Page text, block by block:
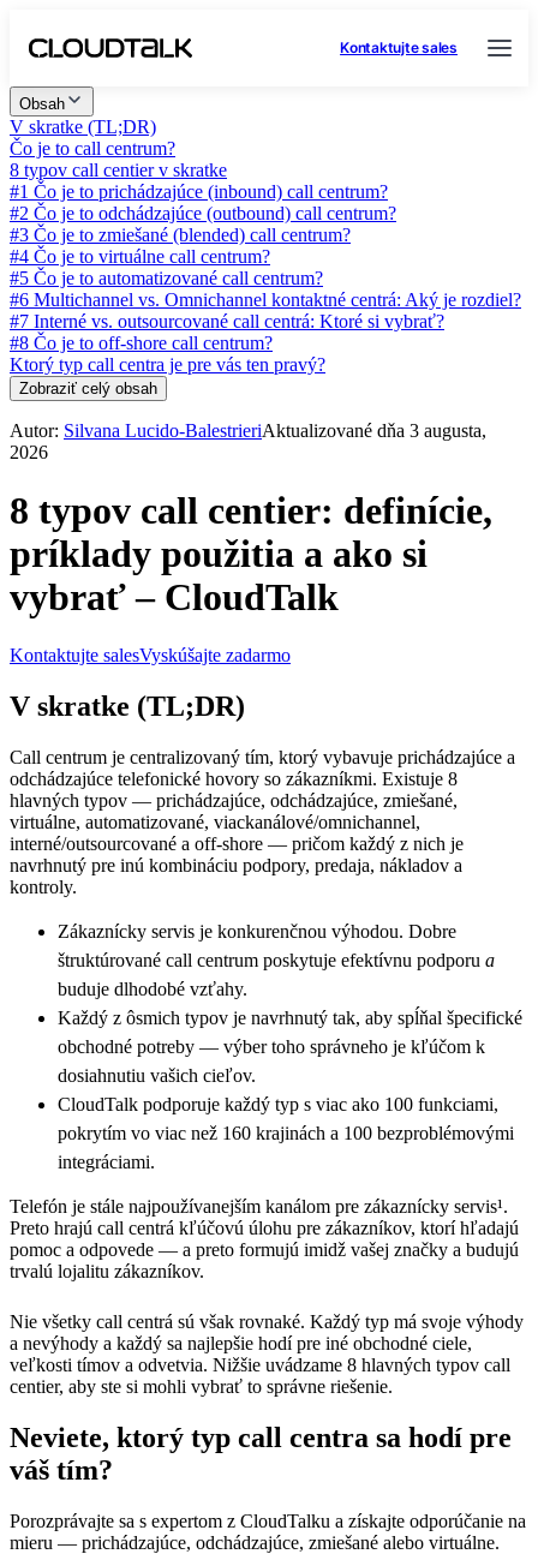
Kontaktujte sales
Obsah
V skratke (TL;DR)
Čo je to call centrum?
8 typov call centier v skratke
#1 Čo je to prichádzajúce (inbound) call centrum?
#2 Čo je to odchádzajúce (outbound) call centrum?
#3 Čo je to zmiešané (blended) call centrum?
#4 Čo je to virtuálne call centrum?
#5 Čo je to automatizované call centrum?
#6 Multichannel vs. Omnichannel kontaktné centrá: Aký je rozdiel?
#7 Interné vs. outsourcované call centrá: Ktoré si vybrať?
#8 Čo je to off-shore call centrum?
Ktorý typ call centra je pre vás ten pravý?
Zobraziť celý obsah
Autor: Silvana Lucido-BalestrieriAktualizované dňa 3 augusta,
2026
8 typov call centier: definície,
príklady použitia a ako si
vybrať – CloudTalk
Kontaktujte salesVyskúšajte zadarmo
V skratke (TL;DR)
Call centrum je centralizovaný tím, ktorý vybavuje prichádzajúce a
odchádzajúce telefonické hovory so zákazníkmi. Existuje 8
hlavných typov — prichádzajúce, odchádzajúce, zmiešané,
virtuálne, automatizované, viackanálové/omnichannel,
interné/outsourcované a off-shore — pričom každý z nich je
navrhnutý pre inú kombináciu podpory, predaja, nákladov a
kontroly.
Zákaznícky servis je konkurenčnou výhodou. Dobre
štruktúrované call centrum poskytuje efektívnu podporu a
buduje dlhodobé vzťahy.
Každý z ôsmich typov je navrhnutý tak, aby spĺňal špecifické
obchodné potreby — výber toho správneho je kľúčom k
dosiahnutiu vašich cieľov.
CloudTalk podporuje každý typ s viac ako 100 funkciami,
pokrytím vo viac než 160 krajinách a 100 bezproblémovými
integráciami.
Telefón je stále najpoužívanejším kanálom pre zákaznícky servis¹.
Preto hrajú call centrá kľúčovú úlohu pre zákazníkov, ktorí hľadajú
pomoc a odpovede — a preto formujú imidž vašej značky a budujú
trvalú lojalitu zákazníkov.
Nie všetky call centrá sú však rovnaké. Každý typ má svoje výhody
a nevýhody a každý sa najlepšie hodí pre iné obchodné ciele,
veľkosti tímov a odvetvia. Nižšie uvádzame 8 hlavných typov call
centier, aby ste si mohli vybrať to správne riešenie.
Neviete, ktorý typ call centra sa hodí pre
váš tím?
Porozprávajte sa s expertom z CloudTalku a získajte odporúčanie na
mieru — prichádzajúce, odchádzajúce, zmiešané alebo virtuálne.